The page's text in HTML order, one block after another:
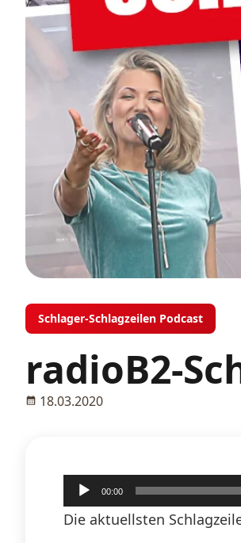
Schlager-Schlagzeilen Podcast
radioB2-
18.03.2020
Audio-
Player
00:00
Die aktuellsten